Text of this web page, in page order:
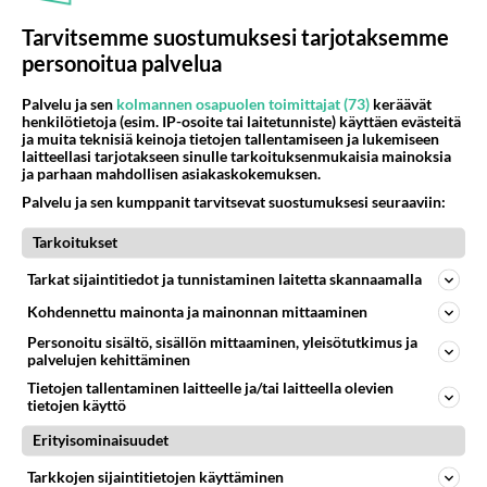
Uusi draamasarja järkyttävästä tapauksesta on tulossa. Tositapahtumiin perustuva sarja ammentaa vuoden 1986 Mikkelin pan
07.08.2026 07:39
Maailman menoa
949
Poliisi yritti murhata mopopojan
Nyt menee kissalan poikien touhu liian pitkälle! https://www.is.fi/kotimaa/art-2000012193221.html Karu video mopomiiti
08.08.2026 21:05
Maailman menoa
943
Iäkäs vanhus humalassa niin huonossa kunnossa, ettei pystynyt huolehtimaan itsestään niin ainoa apu sillä hetkellä oli
07.08.2026 12:07
900
Mitä haluaisit kysyä tänään
07.08.2026 13:15
Ikävä
69
827
En välitä sinusta yhtään
07.08.2026 17:14
52
783
Ei se nainen edes oo
mitenkään nätti 🤣🤣🤣🤣🤣
67
757
Tarvitsemme suostumuksesi tarjotaksemme
personoitua palvelua
Palvelu ja sen kolmannen osapuolen toimittajat (73) keräävät
henkilötietoja (esim. IP-osoite tai laitetunniste) käyttäen evästeitä
ja muita teknisiä keinoja tietojen tallentamiseen ja lukemiseen
laitteellasi tarjotakseen sinulle tarkoituksenmukaisia mainoksia
ja parhaan mahdollisen asiakaskokemuksen.
Palvelu ja sen kumppanit tarvitsevat suostumuksesi seuraaviin:
Tarkoitukset
Tarkat sijaintitiedot ja tunnistaminen laitetta skannaamalla
Kohdennettu mainonta ja mainonnan mittaaminen
Personoitu sisältö, sisällön mittaaminen, yleisötutkimus ja
palvelujen kehittäminen
Tietojen tallentaminen laitteelle ja/tai laitteella olevien
tietojen käyttö
Erityisominaisuudet
Tarkkojen sijaintitietojen käyttäminen